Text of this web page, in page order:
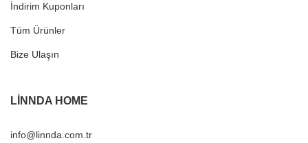
İndirim Kuponları
Tüm Ürünler
Bize Ulaşın
LINNDA HOME
info@linnda.com.tr